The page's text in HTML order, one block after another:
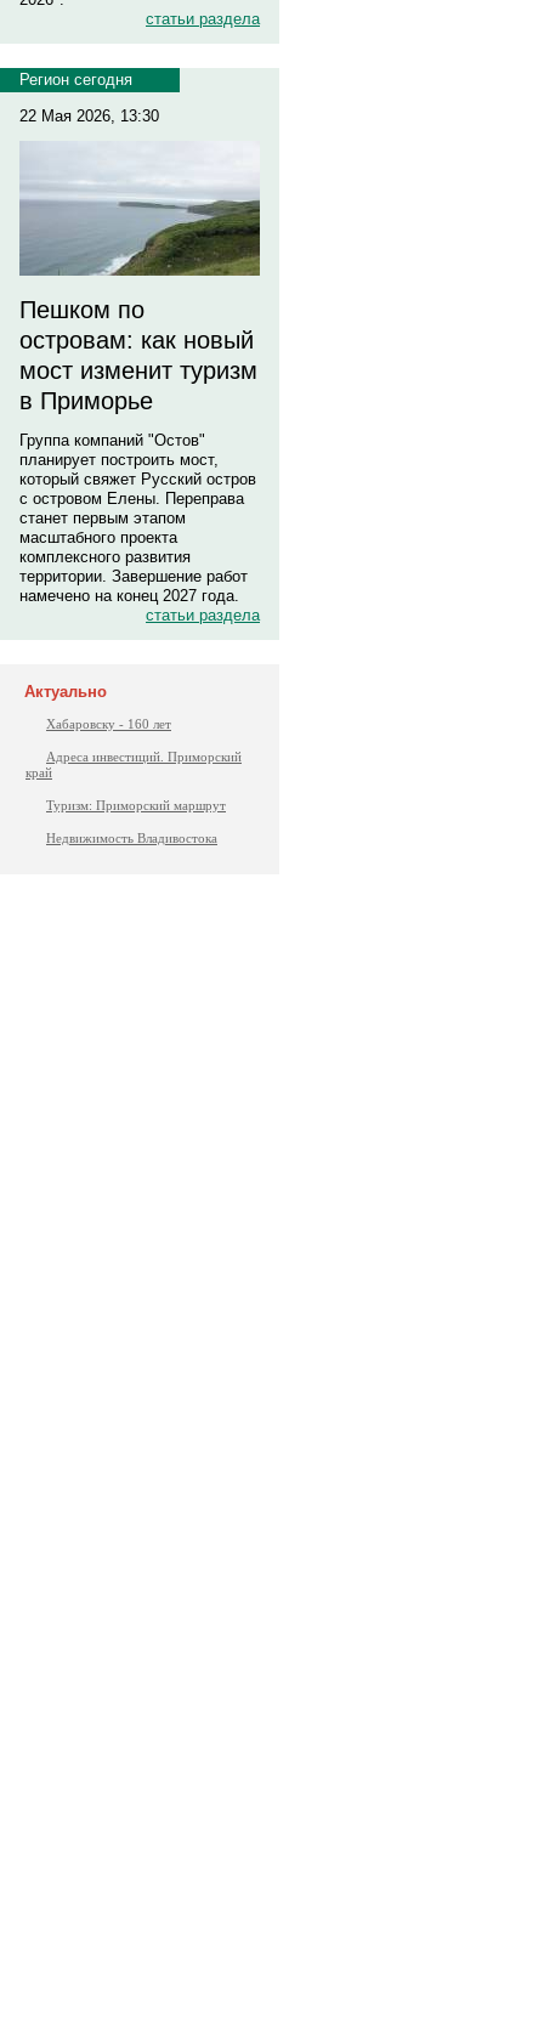
статьи раздела
Регион сегодня
22 Мая 2026, 13:30
Пешком по
островам: как новый
мост изменит туризм
в Приморье
Группа компаний "Остов"
планирует построить мост,
который свяжет Русский остров
с островом Елены. Переправа
станет первым этапом
масштабного проекта
комплексного развития
территории. Завершение работ
намечено на конец 2027 года.
статьи раздела
Актуально
Хабаровску - 160 лет
Адреса инвестиций. Приморский
край
Туризм: Приморский маршрут
Недвижимость Владивостока